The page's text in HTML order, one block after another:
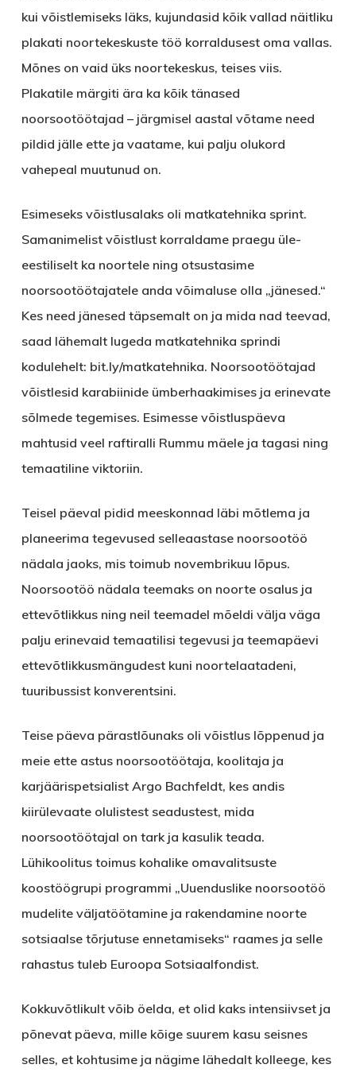
kui võistlemiseks läks, kujundasid kõik vallad näitliku
plakati noortekeskuste töö korraldusest oma vallas.
Mõnes on vaid üks noortekeskus, teises viis.
Plakatile märgiti ära ka kõik tänased
noorsootöötajad – järgmisel aastal võtame need
pildid jälle ette ja vaatame, kui palju olukord
vahepeal muutunud on.
Esimeseks võistlusalaks oli matkatehnika sprint.
Samanimelist võistlust korraldame praegu üle-
eestiliselt ka noortele ning otsustasime
noorsootöötajatele anda võimaluse olla „jänesed.“
Kes need jänesed täpsemalt on ja mida nad teevad,
saad lähemalt lugeda matkatehnika sprindi
kodulehelt: bit.ly/matkatehnika. Noorsootöötajad
võistlesid karabiinide ümberhaakimises ja erinevate
sõlmede tegemises. Esimesse võistluspäeva
mahtusid veel raftiralli Rummu mäele ja tagasi ning
temaatiline viktoriin.
Teisel päeval pidid meeskonnad läbi mõtlema ja
planeerima tegevused selleaastase noorsootöö
nädala jaoks, mis toimub novembrikuu lõpus.
Noorsootöö nädala teemaks on noorte osalus ja
ettevõtlikkus ning neil teemadel mõeldi välja väga
palju erinevaid temaatilisi tegevusi ja teemapäevi
ettevõtlikkusmängudest kuni noortelaatadeni,
tuuribussist konverentsini.
Teise päeva pärastlõunaks oli võistlus lõppenud ja
meie ette astus noorsootöötaja, koolitaja ja
karjäärispetsialist Argo Bachfeldt, kes andis
kiirülevaate olulistest seadustest, mida
noorsootöötajal on tark ja kasulik teada.
Lühikoolitus toimus kohalike omavalitsuste
koostöögrupi programmi „Uuenduslike noorsootöö
mudelite väljatöötamine ja rakendamine noorte
sotsiaalse tõrjutuse ennetamiseks“ raames ja selle
rahastus tuleb Euroopa Sotsiaalfondist.
Kokkuvõtlikult võib öelda, et olid kaks intensiivset ja
põnevat päeva, mille kõige suurem kasu seisnes
selles, et kohtusime ja nägime lähedalt kolleege, kes